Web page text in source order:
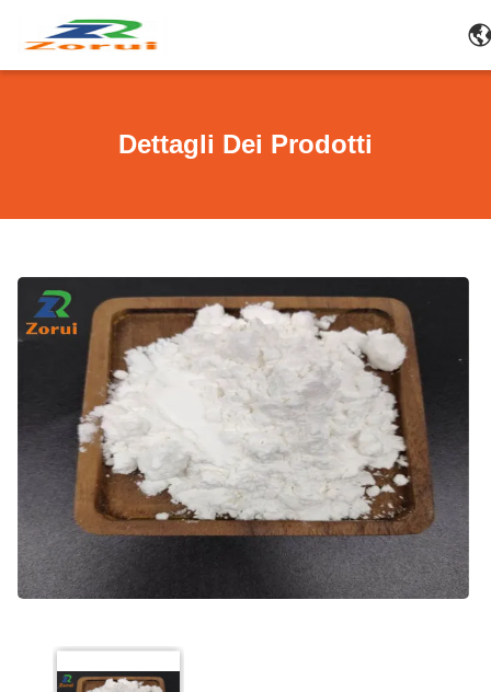
Dettagli Dei Prodotti